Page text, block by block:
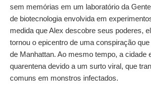
sem memórias em um laboratório da
de biotecnologia envolvida em
medida que Alex descobre seus poderes,
tornou o epicentro de uma conspiração
de Manhattan. Ao mesmo tempo, a cidade
quarentena devido a um surto viral, que
comuns em monstros infectados.